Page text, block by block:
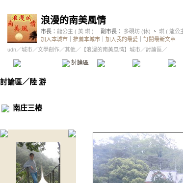
浪漫的南美風情
市長： 龍公主 ( 美 琪 ) 副市長： 多硯坊 (休) 、 琪 ( 龍公
加入本城市
推薦本城市 加入我的最愛
訂閱最新文章
udn／城市／文學創作／其他 ／ 【浪漫的南美風情】城市／討論區／
討論區 精華區 投票區 影
討論區／ 陸 游
南庄三樁